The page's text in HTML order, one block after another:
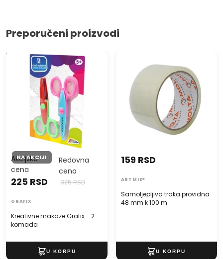
Preporučeni proizvodi
Kreativne makaze Grafix - 2
komada
NA AKCIJI
Kreativne makaze Grafix - 2
komada
Akcijska
cena
225 RSD
Redovna
cena
325 RSD
GRAFIX
Samoljepljiva traka providna
48 mm k 100 m
Samoljepljiva traka providna
48 mm k 100 m
159 RSD
ARTMIE®